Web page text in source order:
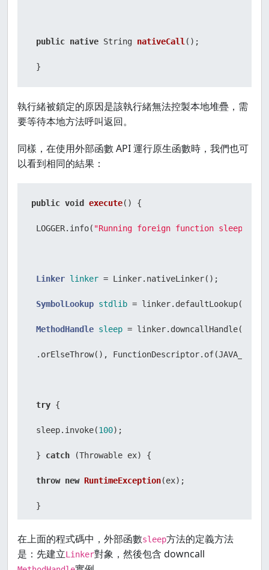
public native String nativeCall () ;
}
執行緒被鎖定的原因是該執行緒無法控製本地堆疊，需
要等待本地方法呼叫返回。
同樣，在使用外部函數 API 運行原生函數時，我們也可
以看到相同的結果：
public void execute() {
LOGGER.info( "Running foreign function sleep..."
Linker linker = Linker.nativeLinker();
SymbolLookup stdlib = linker.defaultLookup();
MethodHandle sleep =
.orElseThrow(), FunctionDescriptor.of(JAVA_INT,
try {
sleep.invoke(100);
} catch (Throwable ex) {
throw new RuntimeException(ex);
}
在上面的程式碼中，外部函數sleep方法的定義方法
是：先建立Linker對象，然後包含 downcall